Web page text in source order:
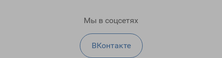
Мы в соцсетях
ВКонтакте